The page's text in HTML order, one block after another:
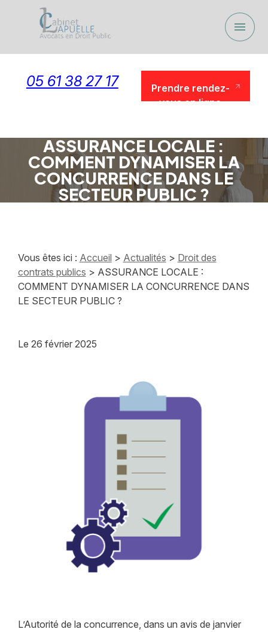
menu
05 61 38 27 17
Prendre rendez-
vous en ligne
ASSURANCE LOCALE :
COMMENT DYNAMISER LA
CONCURRENCE DANS LE
SECTEUR PUBLIC ?
Vous êtes ici : Accueil > Actualités > Droit des
contrats publics > ASSURANCE LOCALE :
COMMENT DYNAMISER LA CONCURRENCE DANS
LE SECTEUR PUBLIC ?
Le 26 février 2025
L’Autorité de la concurrence, dans un avis de janvier
Panneau de gestion des cookies